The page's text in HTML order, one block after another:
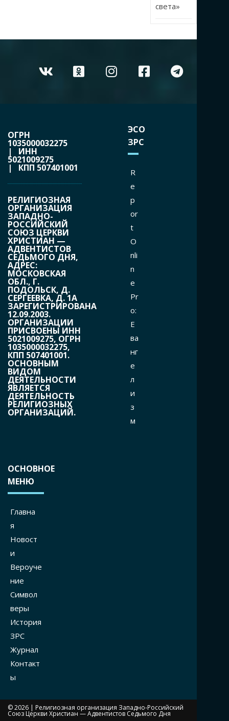
света»
ОГРН
1035000032275
| ИНН
5021009275
| КПП 507401001
РЕЛИГИОЗНАЯ
ОРГАНИЗАЦИЯ
ЗАПАДНО-
РОССИЙСКИЙ
СОЮЗ ЦЕРКВИ
ХРИСТИАН —
АДВЕНТИСТОВ
СЕДЬМОГО ДНЯ,
АДРЕС:
МОСКОВСКАЯ
ОБЛ., Г.
ПОДОЛЬСК, Д.
СЕРГЕЕВКА, Д. 1А
ЗАРЕГИСТРИРОВАНА
12.09.2003.
ОРГАНИЗАЦИИ
ПРИСВОЕНЫ ИНН
5021009275, ОГРН
1035000032275,
КПП 507401001.
ОСНОВНЫМ
ВИДОМ
ДЕЯТЕЛЬНОСТИ
ЯВЛЯЕТСЯ
ДЕЯТЕЛЬНОСТЬ
РЕЛИГИОЗНЫХ
ОРГАНИЗАЦИЙ.
ЭСО
ЗРС
R
e
p
or
t
O
nli
n
e
Pr
o:
Е
ва
нг
е
л
и
з
м
ОСНОВНОЕ
МЕНЮ
Главна
я
Новост
и
Вероуче
ние
Символ
веры
История
ЗРС
Журнал
Контакт
ы
© 2026 | Религиозная организация Западно-Российский
Союз Церкви Христиан — Адвентистов Седьмого Дня